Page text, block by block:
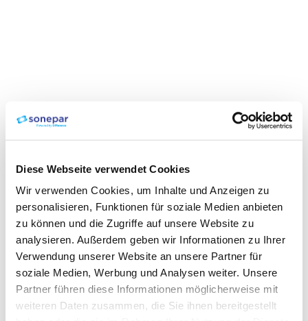
Diese Webseite verwendet Cookies
Wir verwenden Cookies, um Inhalte und Anzeigen zu
personalisieren, Funktionen für soziale Medien anbieten
zu können und die Zugriffe auf unsere Website zu
analysieren. Außerdem geben wir Informationen zu Ihrer
Verwendung unserer Website an unsere Partner für
soziale Medien, Werbung und Analysen weiter. Unsere
Partner führen diese Informationen möglicherweise mit
weiteren Daten zusammen, die Sie ihnen bereitgestellt